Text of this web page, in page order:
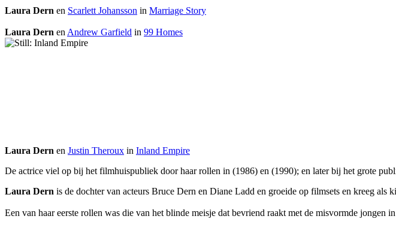
Laura Dern en Scarlett Johansson in Marriage Story
Laura Dern en Andrew Garfield in 99 Homes
Laura Dern en Justin Theroux in Inland Empire
De actrice viel op bij het filmhuispubliek door haar rollen in (1986) en (1990); en later bij het grote
Laura Dern is de dochter van acteurs Bruce Dern en Diane Ladd en groeide op filmsets en kreeg als
Een van haar eerste rollen was die van het blinde meisje dat bevriend raakt met de misvormde jongen in